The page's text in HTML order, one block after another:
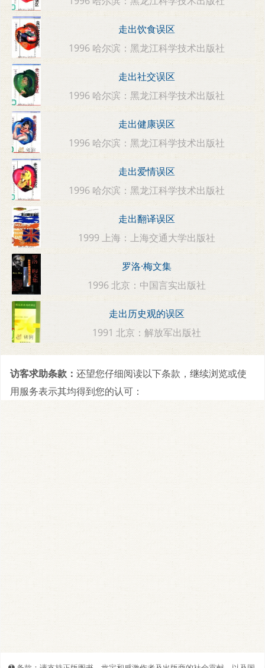
走出饮食误区
1996 哈尔滨：黑龙江科学技术出版社
走出社交误区
1996 哈尔滨：黑龙江科学技术出版社
走出健康误区
1996 哈尔滨：黑龙江科学技术出版社
走出爱情误区
1996 哈尔滨：黑龙江科学技术出版社
走出翻译误区
1999 上海：上海交通大学出版社
罗洛·梅文集
1996 北京：中国言实出版社
走出历史观的误区
1991 北京：解放军出版社
访客求助条款： 还望您仔细阅读以下条款，继续浏览或使
用服务表示其均得到您的认可：